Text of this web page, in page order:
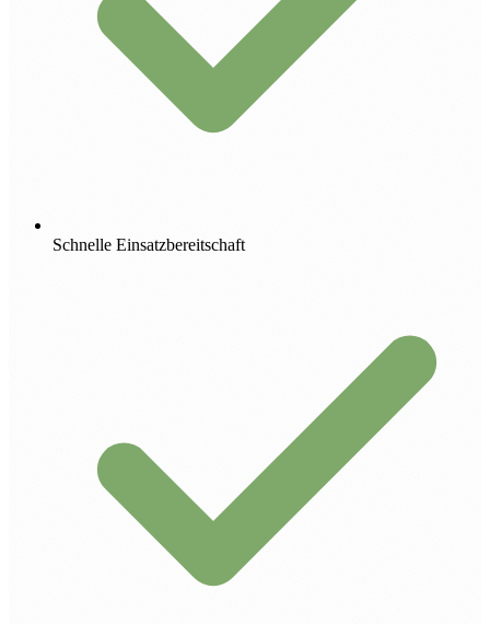
Schnelle Einsatzbereitschaft